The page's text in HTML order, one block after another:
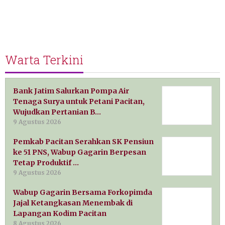
Warta Terkini
Bank Jatim Salurkan Pompa Air
Tenaga Surya untuk Petani Pacitan,
Wujudkan Pertanian B…
9 Agustus 2026
Pemkab Pacitan Serahkan SK Pensiun
ke 51 PNS, Wabup Gagarin Berpesan
Tetap Produktif …
9 Agustus 2026
Wabup Gagarin Bersama Forkopimda
Jajal Ketangkasan Menembak di
Lapangan Kodim Pacitan
8 Agustus 2026